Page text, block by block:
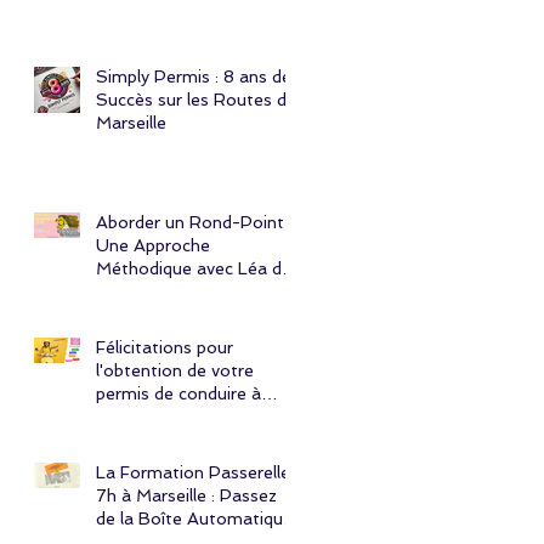
Simply Permis : 8 ans de
Succès sur les Routes de
Marseille
Aborder un Rond-Point :
Une Approche
Méthodique avec Léa de
Félicitations pour
l'obtention de votre
permis de conduire à
La Formation Passerelle
7h à Marseille : Passez
de la Boîte Automatique